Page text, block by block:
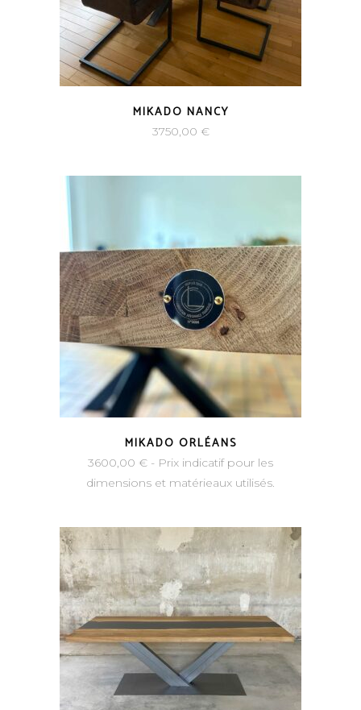
MIKADO NANCY
3750,00 €
MIKADO ORLÉANS
3600,00 € - Prix indicatif pour les
dimensions et matérieaux utilisés.